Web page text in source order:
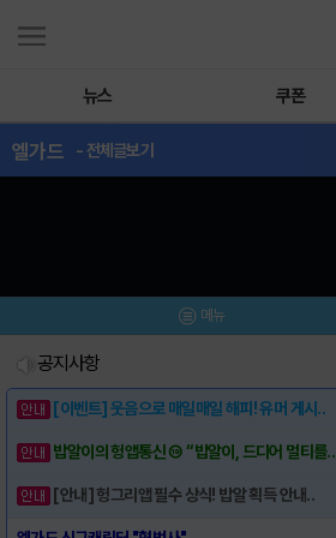
뉴스 쿠폰
엘가드 - 전체글보기
메뉴
공지사항
[이벤트] 웃음으로 매일매일 해피! 유머 게시..
밥알이의 헝앱통신 ⑲ “밥알이, 드디어 멀티를..
[안내] 헝그리앱 필수 상식! 밥알 획득 안내..